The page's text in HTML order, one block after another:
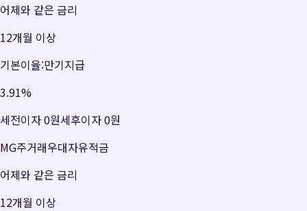
어제와 같은 금리
12개월 이상
기본이율:만기지급
3.91%
세전이자0원세후이자0원
MG주거래우대자유적금
어제와 같은 금리
12개월 이상